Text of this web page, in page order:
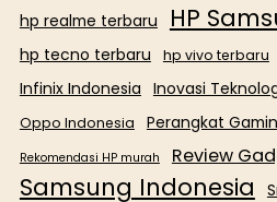
hp realme terbaru HP
hp tecno terbaru hp vivo terbaru
Infinix Indonesia Inovasi
Oppo Indonesia Perangkat
Rekomendasi HP murah Review
Samsung Indonesia